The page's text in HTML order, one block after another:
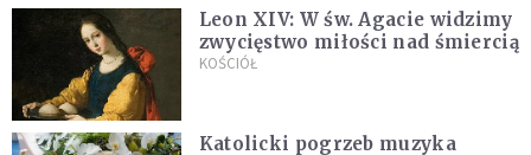
Leon XIV: W św. Agacie widzimy
zwycięstwo miłości nad śmiercią
KOŚCIÓŁ
Katolicki pogrzeb muzyka